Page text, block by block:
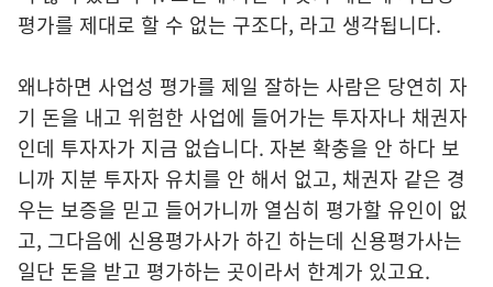
평가를 제대로 할 수 없는 구조다, 라고 생각됩니다.
왜냐하면 사업성 평가를 제일 잘하는 사람은 당연히 자
기 돈을 내고 위험한 사업에 들어가는 투자자나 채권자
인데 투자자가 지금 없습니다. 자본 확충을 안 하다 보
니까 지분 투자자 유치를 안 해서 없고, 채권자 같은 경
우는 보증을 믿고 들어가니까 열심히 평가할 유인이 없
고, 그다음에 신용평가사가 하긴 하는데 신용평가사는
일단 돈을 받고 평가하는 곳이라서 한계가 있고요.